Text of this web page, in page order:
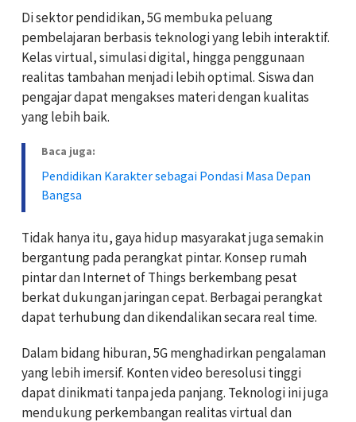
Di sektor pendidikan, 5G membuka peluang
pembelajaran berbasis teknologi yang lebih interaktif.
Kelas virtual, simulasi digital, hingga penggunaan
realitas tambahan menjadi lebih optimal. Siswa dan
pengajar dapat mengakses materi dengan kualitas
yang lebih baik.
Baca juga:
Pendidikan Karakter sebagai Pondasi Masa Depan
Bangsa
Tidak hanya itu, gaya hidup masyarakat juga semakin
bergantung pada perangkat pintar. Konsep rumah
pintar dan Internet of Things berkembang pesat
berkat dukungan jaringan cepat. Berbagai perangkat
dapat terhubung dan dikendalikan secara real time.
Dalam bidang hiburan, 5G menghadirkan pengalaman
yang lebih imersif. Konten video beresolusi tinggi
dapat dinikmati tanpa jeda panjang. Teknologi ini juga
mendukung perkembangan realitas virtual dan